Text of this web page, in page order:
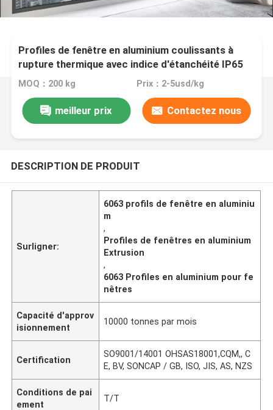
Profiles de fenêtre en aluminium coulissants à
rupture thermique avec indice d'étanchéité IP65
MOQ：200 kg Prix：2-5usd/kg
meilleur prix Contactez nous
DESCRIPTION DE PRODUIT
Surligner:
6063 profils de fenêtre en aluminiu
m
,
Profiles de fenêtres en aluminium
Extrusion
,
6063 Profiles en aluminium pour fe
nêtres
Capacité d'approv
isionnement
10000 tonnes par mois
Certification
SO9001/14001 OHSAS18001,CQM,, C
E, BV, SONCAP / GB, ISO, JIS, AS, NZS
Conditions de pai
ement
T/T